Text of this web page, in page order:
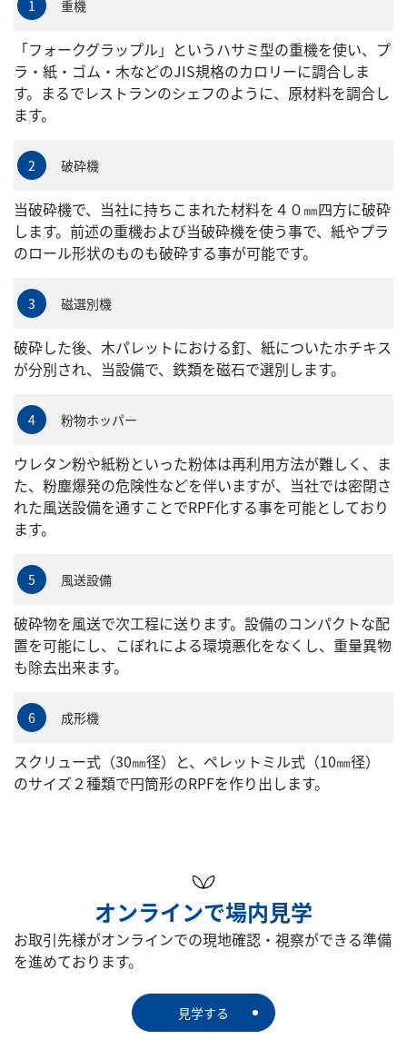
1 重機
「フォークグラップル」というハサミ型の重機を使い、プ
ラ・紙・ゴム・木などのJIS規格のカロリーに調合しま
す。まるでレストランのシェフのように、原材料を調合し
ます。
2 破砕機
当破砕機で、当社に持ちこまれた材料を４０㎜四方に破砕
します。前述の重機および当破砕機を使う事で、紙やプラ
のロール形状のものも破砕する事が可能です。
3 磁選別機
破砕した後、木パレットにおける釘、紙についたホチキス
が分別され、当設備で、鉄類を磁石で選別します。
4 粉物ホッパー
ウレタン粉や紙粉といった粉体は再利用方法が難しく、ま
た、粉塵爆発の危険性などを伴いますが、当社では密閉さ
れた風送設備を通すことでRPF化する事を可能としており
ます。
5 風送設備
破砕物を風送で次工程に送ります。設備のコンパクトな配
置を可能にし、こぼれによる環境悪化をなくし、重量異物
も除去出来ます。
6 成形機
スクリュー式（30㎜径）と、ペレットミル式（10㎜径）
のサイズ２種類で円筒形のRPFを作り出します。
オンラインで場内見学
お取引先様がオンラインでの現地確認・視察ができる準備
を進めております。
見学する